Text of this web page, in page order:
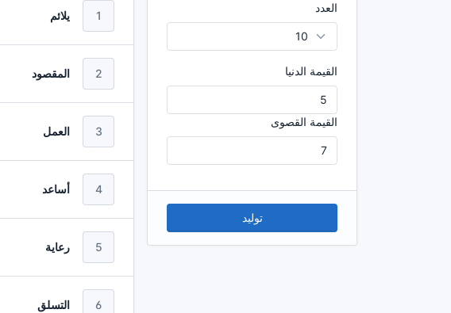
العدد
القيمة الدنيا
القيمة القصوى
توليد
1 يلائم
2 المقصود
3 العمل
4 أساعد
5 رعاية
6 التسلق